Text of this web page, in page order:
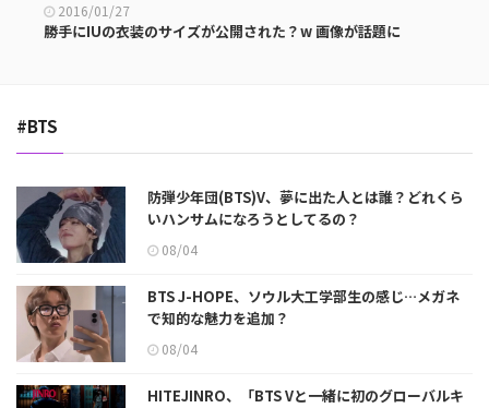
2016/01/27
勝手にIUの衣装のサイズが公開された？w 画像が話題に
#BTS
防弾少年団(BTS)V、夢に出た人とは誰？どれくら
いハンサムになろうとしてるの？
08/04
BTS J-HOPE、ソウル大工学部生の感じ…メガネ
で知的な魅力を追加？
08/04
HITEJINRO、「BTS Vと一緒に初のグローバルキ